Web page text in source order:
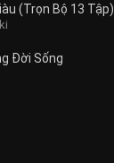
(Trọn Bộ 13 Tập)
Đời Sống